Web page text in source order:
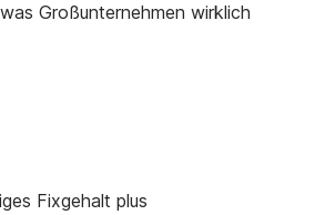
Großunternehmen wirklich
Fixgehalt plus